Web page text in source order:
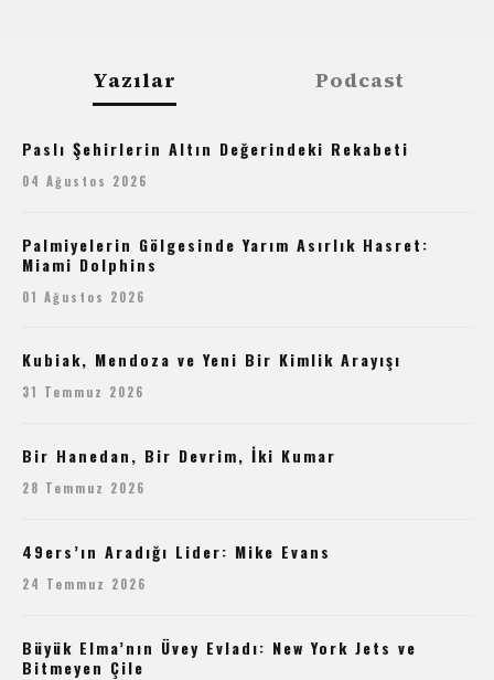
Yazılar Podcast
Paslı Şehirlerin Altın Değerindeki Rekabeti
04 Ağustos 2026
Palmiyelerin Gölgesinde Yarım Asırlık Hasret:
Miami Dolphins
01 Ağustos 2026
Kubiak, Mendoza ve Yeni Bir Kimlik Arayışı
31 Temmuz 2026
Bir Hanedan, Bir Devrim, İki Kumar
28 Temmuz 2026
49ers’ın Aradığı Lider: Mike Evans
24 Temmuz 2026
Büyük Elma’nın Üvey Evladı: New York Jets ve
Bitmeyen Çile